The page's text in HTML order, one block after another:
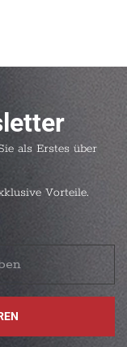
als Erstes über
Vorteile.